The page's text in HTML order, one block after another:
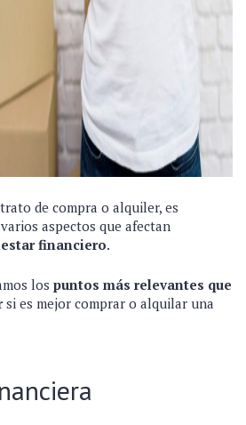
de compra o alquiler, es
aspectos que afectan
financiero.
los puntos más relevantes que
si es mejor comprar o alquilar una